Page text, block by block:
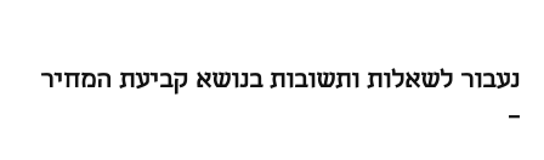
נעבור לשאלות ותשובות בנושא קביעת המחיר
–